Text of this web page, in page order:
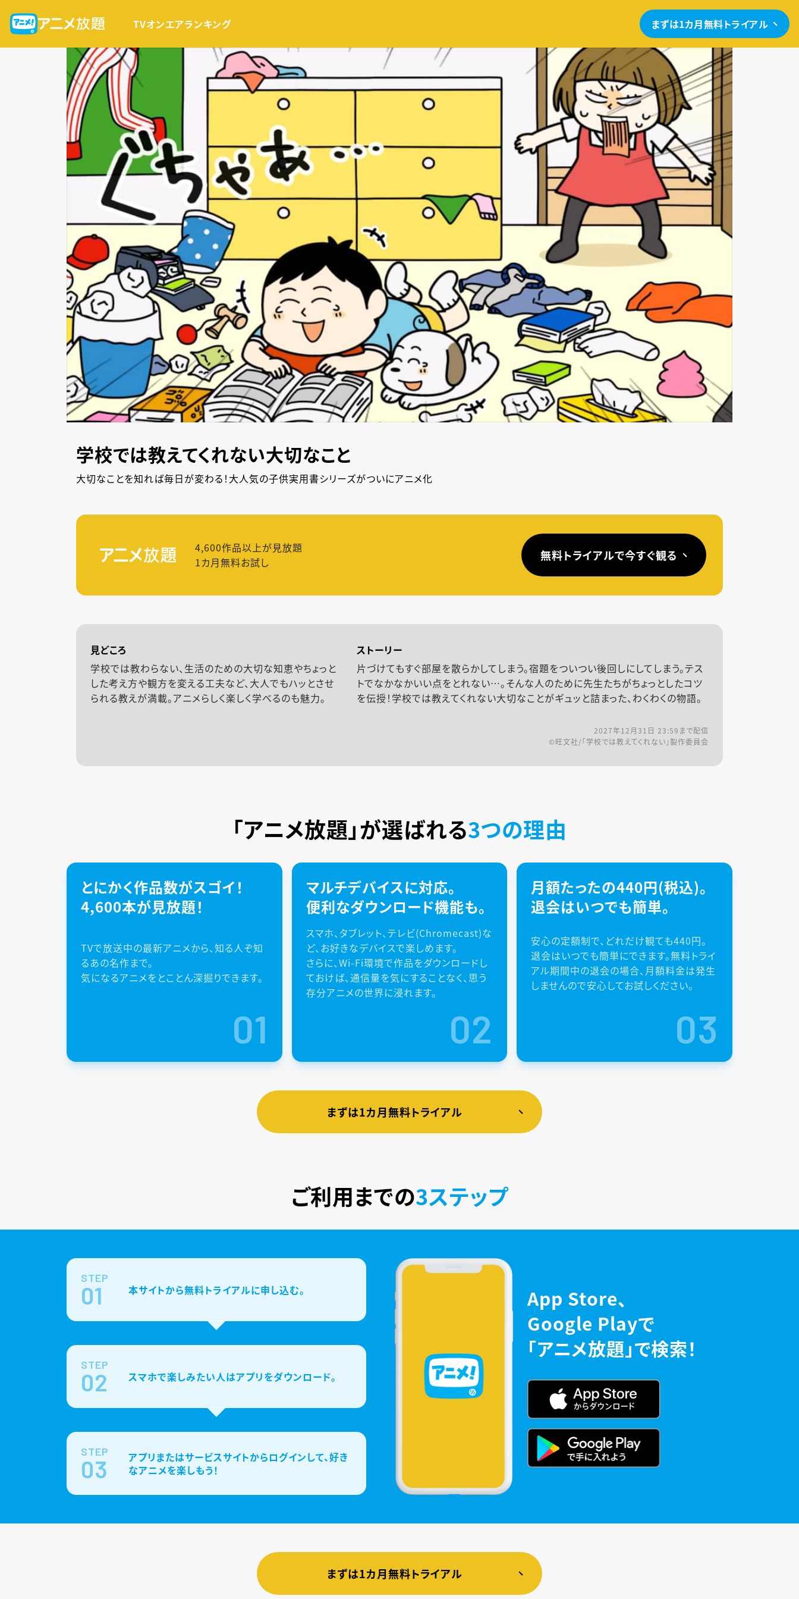
TVオンエアランキング まずは1カ月無料トライアル
学校では教えてくれない大切なこと
大切なことを知れば毎日が変わる！大人気の子供実用書シリーズがついにアニメ化
4,600作品以上が見放題
1カ月無料お試し
無料トライアルで今すぐ観る
見どころ
学校では教わらない、生活のための大切な知恵やちょっと
した考え方や観方を変える工夫など、大人でもハッとさせ
られる教えが満載。アニメらしく楽しく学べるのも魅力。
ストーリー
片づけてもすぐ部屋を散らかしてしまう。宿題をついつい後回しにしてしまう。テス
トでなかなかいい点をとれない…。そんな人のために先生たちがちょっとしたコツ
を伝授！学校では教えてくれない大切なことがギュッと詰まった、わくわくの物語。
2027年12月31日 23:59 まで配信
©旺文社/「学校では教えてくれない」製作委員会
「アニメ放題」が選ばれる3つの理由
とにかく作品数がスゴイ！
4,600本が見放題！
TVで放送中の最新アニメから、知る人ぞ知
るあの名作まで。
気になるアニメをとことん深掘りできます。
01
マルチデバイスに対応。
便利なダウンロード機能も。
スマホ、タブレット、テレビ(Chromecast)な
ど、お好きなデバイスで楽しめます。
さらに、Wi-Fi環境で作品をダウンロードし
ておけば、通信量を気にすることなく、思う
存分アニメの世界に浸れます。
02
月額たったの440円(税込)。
退会はいつでも簡単。
安心の定額制で、どれだけ観ても440円。
退会はいつでも簡単にできます。無料トライ
アル期間中の退会の場合、月額料金は発生
しませんので安心してお試しください。
03
まずは1カ月無料トライアル
ご利用までの3ステップ
STEP
01 本サイトから無料トライアルに申し込む。
STEP
02 スマホで楽しみたい人はアプリをダウンロード。
STEP
03
アプリまたはサービスサイトからログインして、好き
なアニメを楽しもう！
App Store、
Google Playで
「アニメ放題」で検索！
まずは1カ月無料トライアル